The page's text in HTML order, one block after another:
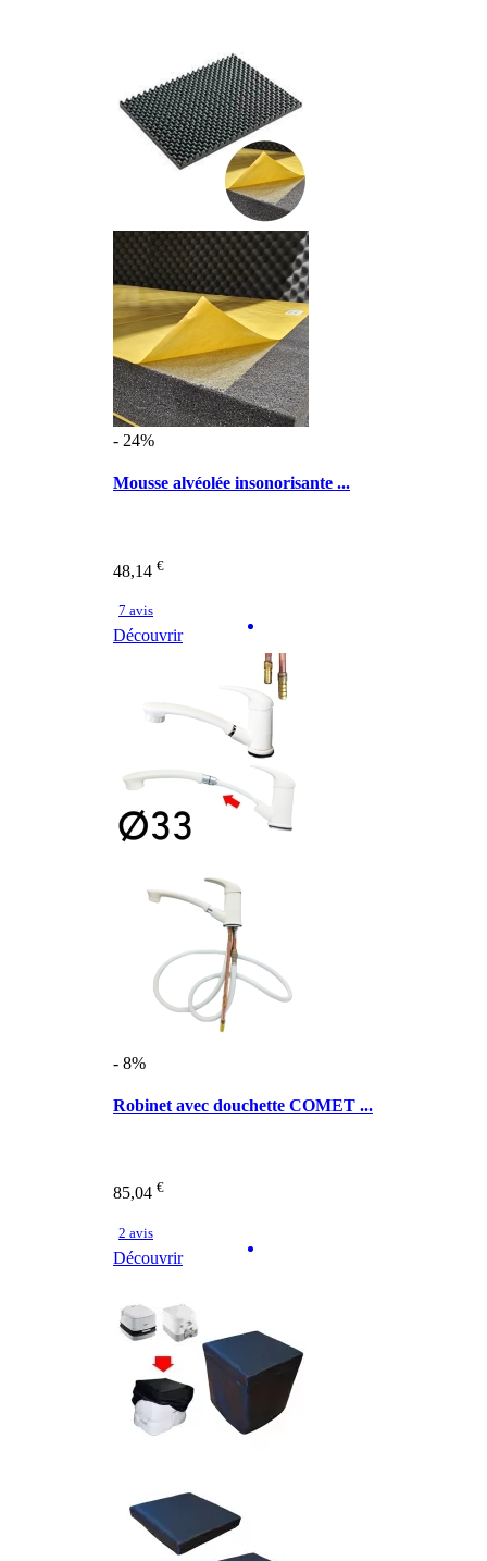
- 24%
Mousse alvéolée insonorisante ...
48,14 €
7 avis
Découvrir
- 8%
Robinet avec douchette COMET ...
85,04 €
2 avis
Découvrir